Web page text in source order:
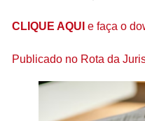
CLIQUE AQUI e faça o
Publicado no Rota da